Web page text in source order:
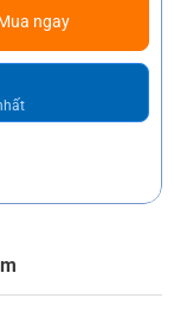
ngay